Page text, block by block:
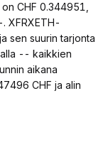
CHF 0.344951,
XFRXETH-
sen suurin tarjonta
-- kaikkien
aikana
CHF ja alin